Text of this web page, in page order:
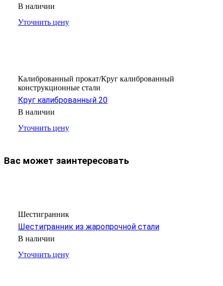
В наличии
Уточнить цену
Калиброванный прокат/Круг калиброванный
конструкционные стали
Круг калиброванный 20
В наличии
Уточнить цену
Вас может заинтересовать
Шестигранник
Шестигранник из жаропрочной стали
В наличии
Уточнить цену